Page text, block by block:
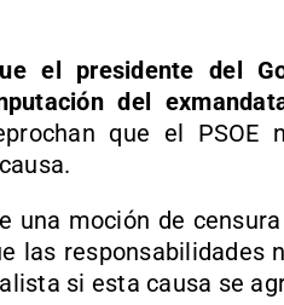
el presidente del
del
que el PSOE
una moción de
las responsabilidades
si esta causa se